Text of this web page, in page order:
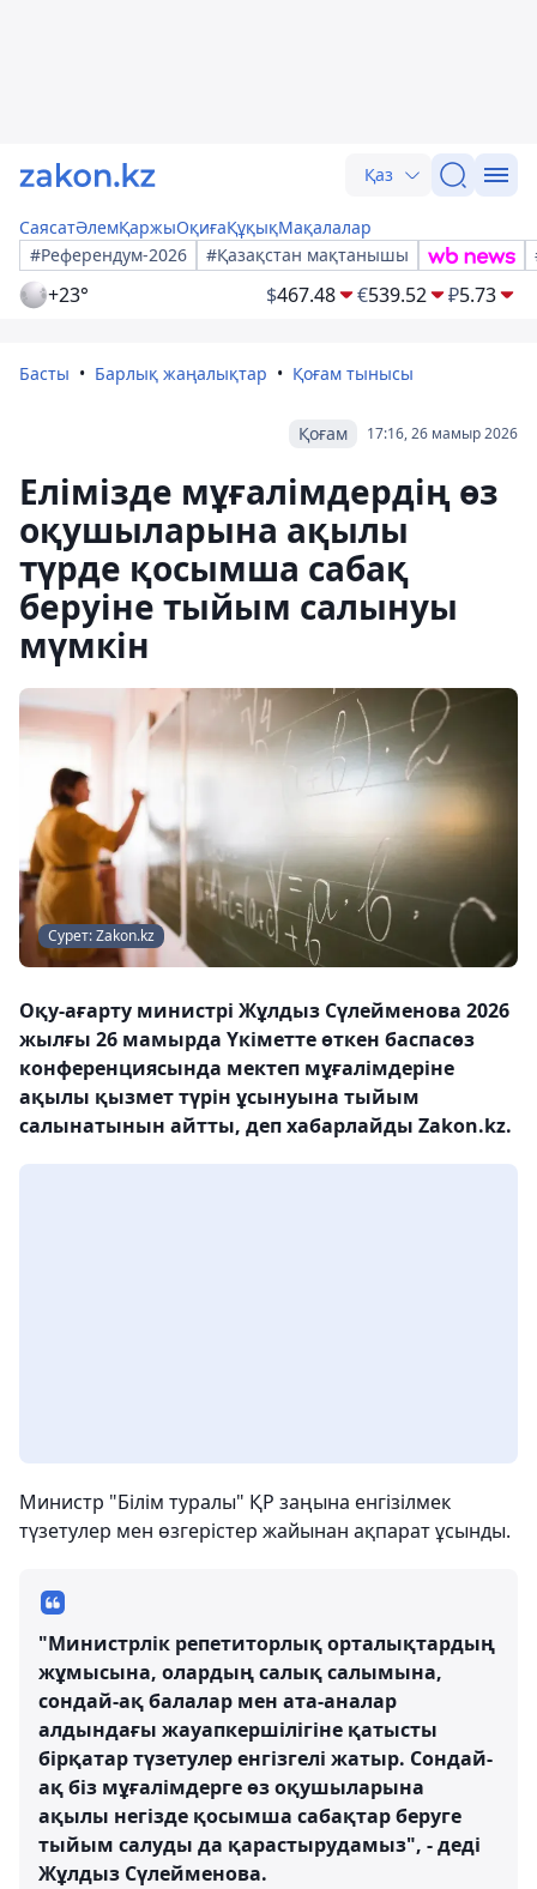
Қаз
СаясатӘлемҚаржыОқиғаҚұқықМақалалар
#Референдум-2026
#Қазақстан мақтанышы
+23° $467.48 €539.52 ₽5.73
Басты Барлық жаңалықтар Қоғам тынысы
17:16, 26 мамыр 2026
Қоғам
Елімізде мұғалімдердің өз
оқушыларына ақылы
түрде қосымша сабақ
беруіне тыйым салынуы
мүмкін
Сурет: Zakon.kz
Оқу-ағарту министрі Жұлдыз Сүлейменова 2026
жылғы 26 мамырда Үкіметте өткен баспасөз
конференциясында мектеп мұғалімдеріне
ақылы қызмет түрін ұсынуына тыйым
салынатынын айтты, деп хабарлайды Zakon.kz.
Министр "Білім туралы" ҚР заңына енгізілмек
түзетулер мен өзгерістер жайынан ақпарат ұсынды.
"Министрлік репетиторлық орталықтардың
жұмысына, олардың салық салымына,
сондай-ақ балалар мен ата-аналар
алдындағы жауапкершілігіне қатысты
бірқатар түзетулер енгізгелі жатыр. Сондай-
ақ біз мұғалімдерге өз оқушыларына
ақылы негізде қосымша сабақтар беруге
тыйым салуды да қарастырудамыз", - деді
Жұлдыз Сүлейменова.